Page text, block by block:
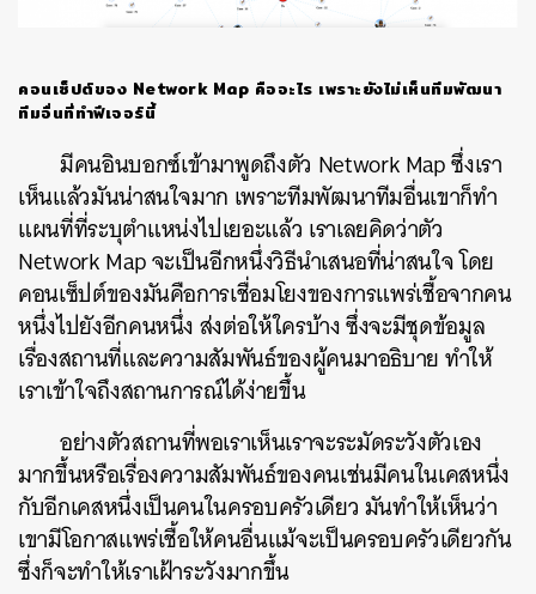
คอนเซ็ปต์ของ Network Map คืออะไร เพราะยังไม่เห็นทีมพัฒนา
ทีมอื่นที่ทำฟีเจอร์นี้
มีคนอินบอกซ์เข้ามาพูดถึงตัว Network Map ซึ่งเรา
เห็นแล้วมันน่าสนใจมาก เพราะทีมพัฒนาทีมอื่นเขาก็ทำ
แผนที่ที่ระบุตำแหน่งไปเยอะแล้ว เราเลยคิดว่าตัว
Network Map จะเป็นอีกหนึ่งวิธีนำเสนอที่น่าสนใจ โดย
คอนเซ็ปต์ของมันคือการเชื่อมโยงของการแพร่เชื้อจากคน
หนึ่งไปยังอีกคนหนึ่ง ส่งต่อให้ใครบ้าง ซึ่งจะมีชุดข้อมูล
เรื่องสถานที่และความสัมพันธ์ของผู้คนมาอธิบาย ทำให้
เราเข้าใจถึงสถานการณ์ได้ง่ายขึ้น
อย่างตัวสถานที่พอเราเห็นเราจะระมัดระวังตัวเอง
มากขึ้นหรือเรื่องความสัมพันธ์ของคนเช่นมีคนในเคสหนึ่ง
กับอีกเคสหนึ่งเป็นคนในครอบครัวเดียว มันทำให้เห็นว่า
เขามีโอกาสแพร่เชื้อให้คนอื่นแม้จะเป็นครอบครัวเดียวกัน
ซึ่งก็จะทำให้เราเฝ้าระวังมากขึ้น